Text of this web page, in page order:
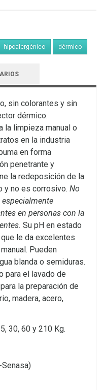
hipoalergénico dérmico
sin colorantes y sin
dérmico.
la limpieza manual o
en la industria
en forma
penetrante y
la redeposición de la
y no es corrosivo. No
en personas con la
Su pH en estado
le da excelentes
Pueden
blanda o semiduras.
para el lavado de
la preparación de
madera, acero,
30, 60 y 210 Kg.